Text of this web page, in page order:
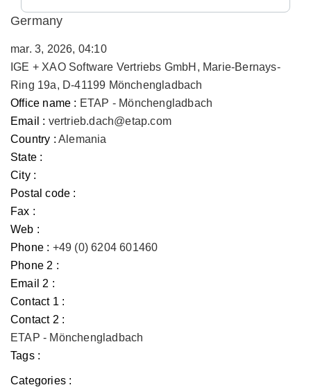
Germany
mar. 3, 2026, 04:10
IGE + XAO Software Vertriebs GmbH, Marie-Bernays-
Ring 19a, D-41199 Mönchengladbach
Office name : ETAP - Mönchengladbach
Email : vertrieb.dach@etap.com
Country : Alemania
State :
City :
Postal code :
Fax :
Web :
Phone : +49 (0) 6204 601460
Phone 2 :
Email 2 :
Contact 1 :
Contact 2 :
ETAP - Mönchengladbach
Tags :
Categories :